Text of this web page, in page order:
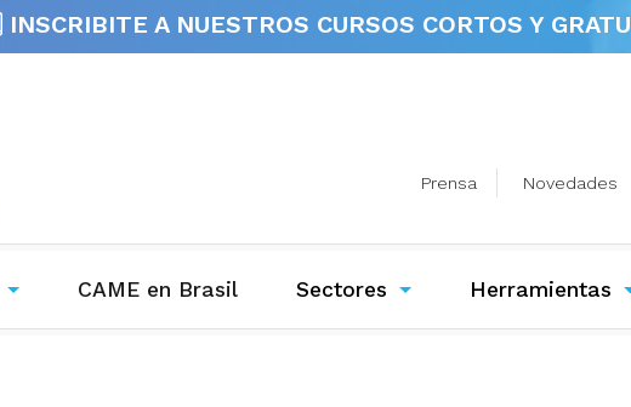
INSCRIBITE A NUESTROS CURSOS CORTOS Y
Prensa Novedades
CAME en Brasil(current)Sectores Herramientas